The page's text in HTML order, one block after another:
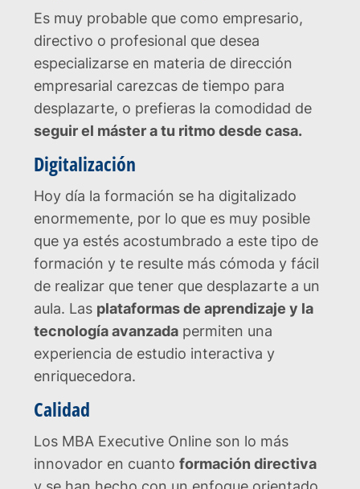
Es muy probable que como empresario,
directivo o profesional que desea
especializarse en materia de dirección
empresarial carezcas de tiempo para
desplazarte, o prefieras la comodidad de
seguir el máster a tu ritmo desde casa.
Digitalización
Hoy día la formación se ha digitalizado
enormemente, por lo que es muy posible
que ya estés acostumbrado a este tipo de
formación y te resulte más cómoda y fácil
de realizar que tener que desplazarte a un
aula. Las plataformas de aprendizaje y la
tecnología avanzada permiten una
experiencia de estudio interactiva y
enriquecedora.
Calidad
Los MBA Executive Online son lo más
innovador en cuanto formación directiva